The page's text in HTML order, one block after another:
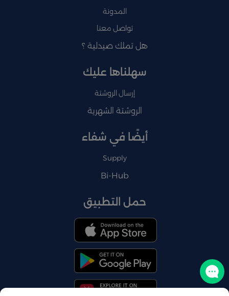
المدونة
تواصل معنا
هل تملك صيدلية ؟
سهلناها عليك
إرسال الروشتة
الروشتة الشهرية
أيضًا في شفاء
Supply
Bi-Hub
حمل التطبيق
تواصل معنا